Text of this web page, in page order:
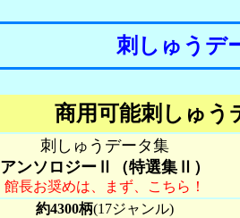
刺しゅうデ
商用可能刺し
刺しゅうデータ集
アンソロジーⅡ（特選集Ⅱ）
館長お奨めは、まず、こちら！
約4300柄(17ジャンル)